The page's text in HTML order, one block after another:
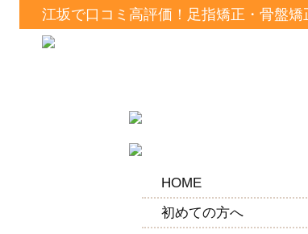
江坂で口コミ高評価！足指矯正・骨盤
HOME
初めての方へ